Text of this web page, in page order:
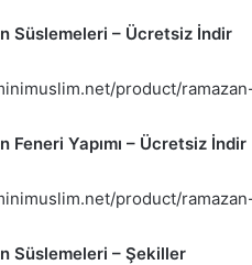
Süslemeleri – Ücretsiz İndir
product/
Feneri Yapımı – Ücretsiz İndir
product/
Süslemeleri – Şekiller